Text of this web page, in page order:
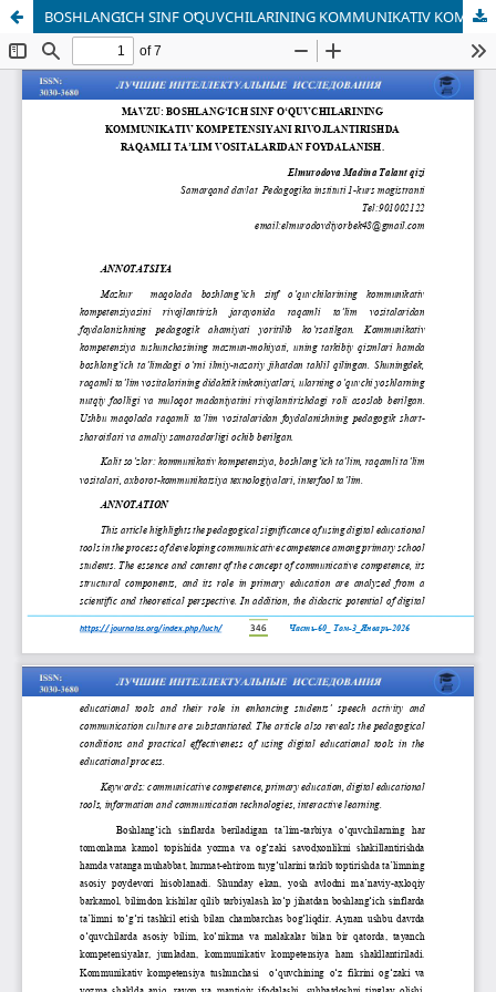
BOSHLANGʻICH SINF OʻQUVCHILARINING KOMMUNIKATIV KOMPETENSIYANI RIVOJLANTIRISHDA RAQAMLI TAʼLIM VOSITALARIDAN FOYDALANISH